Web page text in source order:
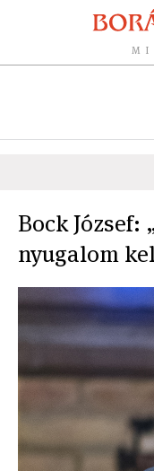
Bock József:
nyugalom